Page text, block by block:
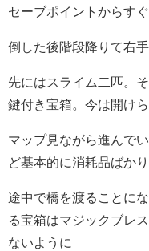
セーブポイントからす
倒した後階段降りて右
先にはスライム二匹。
鍵付き宝箱。今は開け
マップ見ながら進んで
ど基本的に消耗品ばかり
途中で橋を渡ることに
る宝箱はマジックブレ
ないように